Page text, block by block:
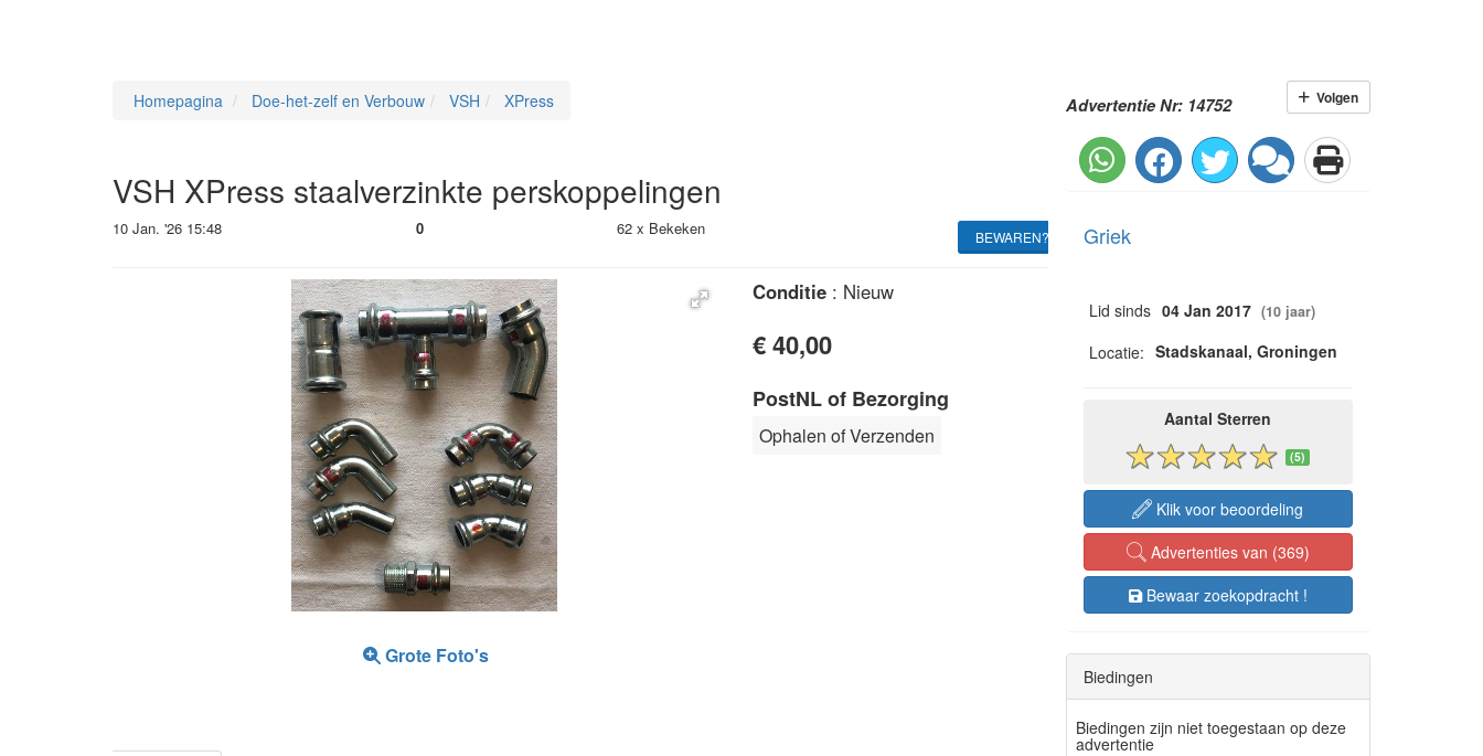
Homepagina Doe-het-zelf en Verbouw VSH XPress
VSH XPress staalverzinkte perskoppelingen
10 Jan. '26 15:48 0 62 x Bekeken BEWAREN?
Grote Foto's
Conditie: Nieuw
€ 40,00
PostNL of Bezorging
Ophalen of Verzenden
Advertentie Nr: 14752 Volgen
Griek
Lid sinds 04 Jan 2017 (10 jaar)
Locatie: Stadskanaal, Groningen
Aantal Sterren
(5)
Klik voor beoordeling
Advertenties van (369)
Bewaar zoekopdracht !
Biedingen
Biedingen zijn niet toegestaan op deze
advertentie